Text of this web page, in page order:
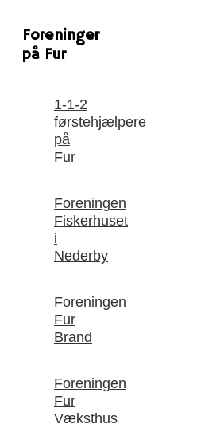
Foreninger
på Fur
1-1-2
førstehjælpere
på
Fur
Foreningen
Fiskerhuset
i
Nederby
Foreningen
Fur
Brand
Foreningen
Fur
Væksthus